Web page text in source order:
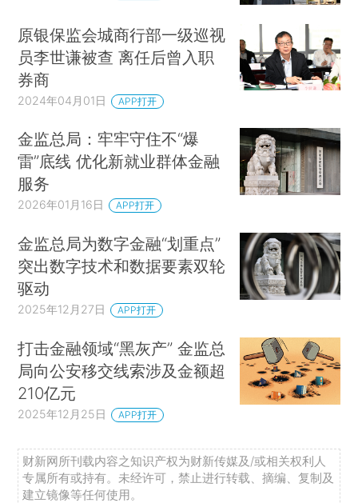
原银保监会城商行部一级巡视
员李世谦被查 离任后曾入职
券商
2024年04月01日 APP打开
金监总局：牢牢守住不“爆
雷”底线 优化新就业群体金融
服务
2026年01月16日 APP打开
金监总局为数字金融“划重点”
突出数字技术和数据要素双轮
驱动
2025年12月27日 APP打开
打击金融领域“黑灰产” 金监总
局向公安移交线索涉及金额超
210亿元
2025年12月25日 APP打开
财新网所刊载内容之知识产权为财新传媒及/或相关权利人
专属所有或持有。未经许可，禁止进行转载、摘编、复制及
建立镜像等任何使用。